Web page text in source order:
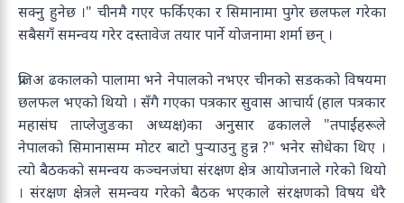
सक्नु हुनेछ ।" चीनमै गएर फर्किएका र सिमानामा पुगेर छलफल गरेका
सबैसगँ समन्वय गरेर दस्तावेज तयार पार्ने योजनामा शर्मा छन् ।
प्रजिअ ढकालको पालामा भने नेपालको नभएर चीनको सडकको विषयमा
छलफल भएको थियो । सँगै गएका पत्रकार सुवास आचार्य (हाल पत्रकार
महासंघ ताप्लेजुङका अध्यक्ष)का अनुसार ढकालले "तपाईंहरूले
नेपालको सिमानासम्म मोटर बाटो पुर्‍याउनु हुन्न ?" भनेर सोधेका थिए ।
त्यो बैठकको समन्वय कञ्चनजंघा संरक्षण क्षेत्र आयोजनाले गरेको थियो
। संरक्षण क्षेत्रले समन्वय गरेको बैठक भएकाले संरक्षणको विषय धेरै